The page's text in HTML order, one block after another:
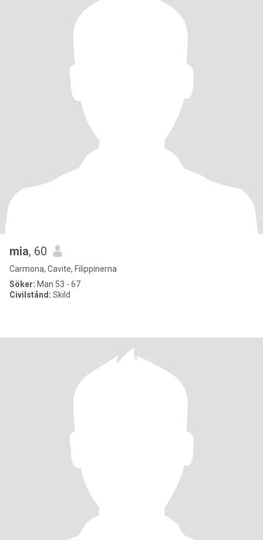
mia, 60
Carmona, Cavite, Filippinerna
Söker: Man 53 - 67
Civilstånd: Skild